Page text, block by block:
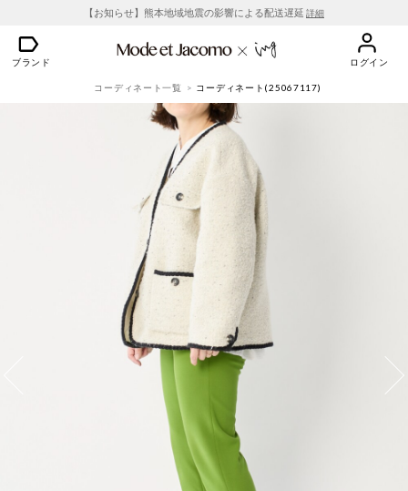
【お知らせ】熊本地域地震の影響による配送遅延 詳細
ブランド ログイン
コーディネート一覧 コーディネート(25067117)